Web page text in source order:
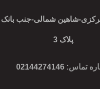
شاهین شمالی-جنب بانک
پلاک 3
تماس: 02144274146